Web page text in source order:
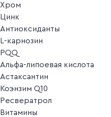
Хром
Цинк
Антиоксиданты
L-карнозин
PQQ
Альфа-липоевая кислота
Астаксантин
Коэнзим Q10
Ресвератрол
Витамины